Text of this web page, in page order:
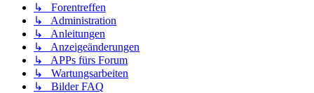
↳ Forentreffen
↳ Administration
↳ Anleitungen
↳ Anzeigeänderungen
↳ APPs fürs Forum
↳ Wartungsarbeiten
↳ Bilder FAQ